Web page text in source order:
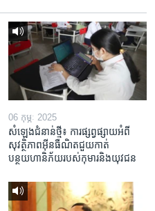
06 កុម្ភៈ 2025
សំឡេងជំនាន់ថ្មី៖ ការផ្សព្វផ្សាយអំពី
សុវត្ថិភាពអ៊ីនធឺណិតជួយកាត់
បន្ថយហានិភ័យរបស់កុមារនិងយុវជន